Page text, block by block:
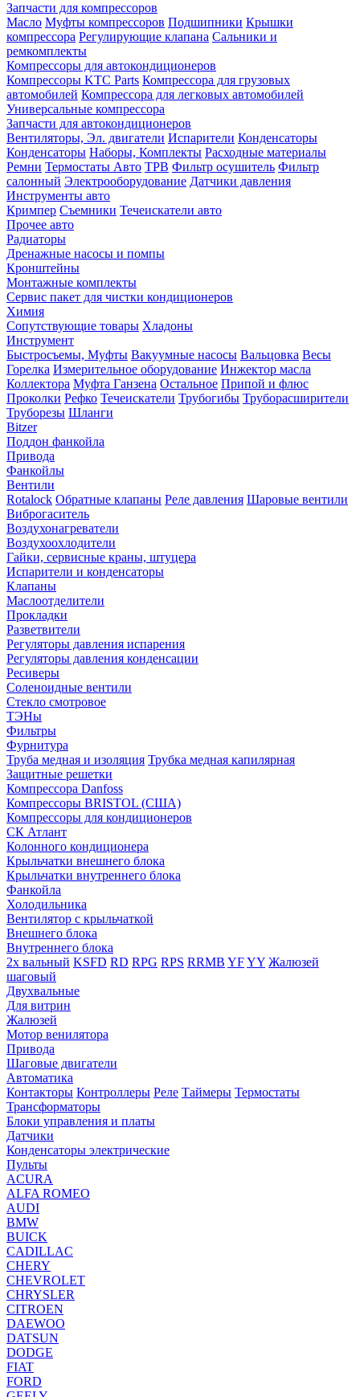
Запчасти для компрессоров
Масло Муфты компрессоров Подшипники Крышки
компрессора Регулирующие клапана Сальники и
ремкомплекты
Компрессоры для автокондиционеров
Компрессоры KTC Parts Компрессора для грузовых
автомобилей Компрессора для легковых автомобилей
Универсальные компрессора
Запчасти для автокондиционеров
Вентиляторы, Эл. двигатели Испарители Конденсаторы
Конденсаторы Наборы, Комплекты Расходные материалы
Ремни Термостаты Авто ТРВ Фильтр осушитель Фильтр
салонный Электрооборудование Датчики давления
Инструменты авто
Кримпер Съемники Течеискатели авто
Прочее авто
Радиаторы
Дренажные насосы и помпы
Кронштейны
Монтажные комплекты
Сервис пакет для чистки кондиционеров
Химия
Сопутствующие товары Хладоны
Инструмент
Быстросъемы, Муфты Вакуумные насосы Вальцовка Весы
Горелка Измерительное оборудование Инжектор масла
Коллектора Муфта Ганзена Остальное Припой и флюс
Проколки Рефко Течеискатели Трубогибы Труборасширители
Труборезы Шланги
Bitzer
Поддон фанкойла
Привода
Фанкойлы
Вентили
Rotalock Обратные клапаны Реле давления Шаровые вентили
Виброгаситель
Воздухонагреватели
Воздухоохлодители
Гайки, сервисные краны, штуцера
Испарители и конденсаторы
Клапаны
Маслоотделители
Прокладки
Разветвители
Регуляторы давления испарения
Регуляторы давления конденсации
Ресиверы
Соленоидные вентили
Стекло смотровое
ТЭНы
Фильтры
Фурнитура
Труба медная и изоляция Трубка медная капилярная
Защитные решетки
Компрессора Danfoss
Компрессоры BRISTOL (США)
Компрессоры для кондиционеров
СК Атлант
Колонного кондиционера
Крыльчатки внешнего блока
Крыльчатки внутреннего блока
Фанкойла
Холодильника
Вентилятор с крыльчаткой
Внешнего блока
Внутреннего блока
2х вальный KSFD RD RPG RPS RRMB YFYY Жалюзей
шаговый
Двухвальные
Для витрин
Жалюзей
Мотор венилятора
Привода
Шаговые двигатели
Автоматика
Контакторы Контроллеры Реле Таймеры Термостаты
Трансформаторы
Блоки управления и платы
Датчики
Конденсаторы электрические
Пульты
ACURA
ALFA ROMEO
AUDI
BMW
BUICK
CADILLAC
CHERY
CHEVROLET
CHRYSLER
CITROEN
DAEWOO
DATSUN
DODGE
FIAT
FORD